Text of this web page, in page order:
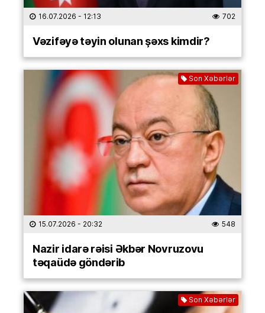
16.07.2026 - 12:13 702
Vəzifəyə təyin olunan şəxs kimdir?
Son Xəbərlər
15.07.2026 - 20:32 548
Nazir idarə rəisi Əkbər Novruzovu
təqaüdə göndərib
Son Xəbərlər